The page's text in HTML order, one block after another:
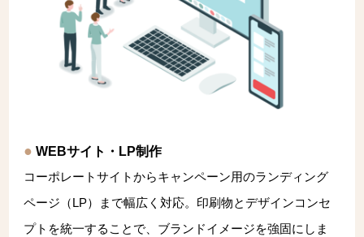
WEBサイト・LP制作
コーポレートサイトからキャンペーン用のランディング
ページ（LP）まで幅広く対応。印刷物とデザインコンセ
プトを統一することで、ブランドイメージを強固にしま